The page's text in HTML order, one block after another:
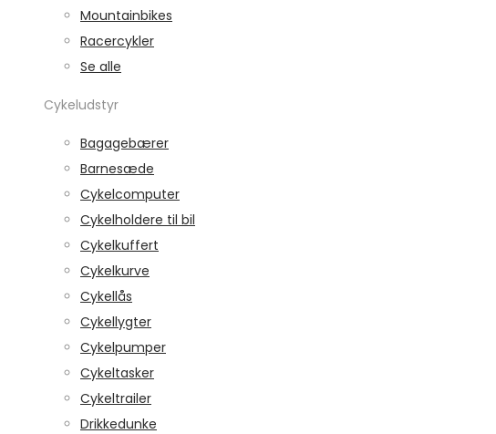
Mountainbikes
Racercykler
Se alle
Cykeludstyr
Bagagebærer
Barnesæde
Cykelcomputer
Cykelholdere til bil
Cykelkuffert
Cykelkurve
Cykellås
Cykellygter
Cykelpumper
Cykeltasker
Cykeltrailer
Drikkedunke